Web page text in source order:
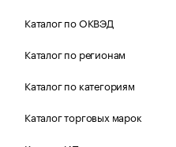
Каталог по ОКВЭД
Каталог по регионам
Каталог по категориям
Каталог торговых марок